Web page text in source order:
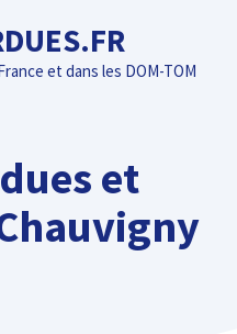
et dans les DOM-TOM
et